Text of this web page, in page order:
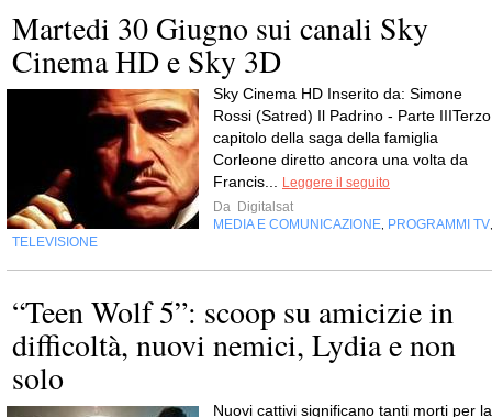
Martedi 30 Giugno sui canali Sky
Cinema HD e Sky 3D
Sky Cinema HD Inserito da: Simone
Rossi (Satred) Il Padrino - Parte IIITerzo
capitolo della saga della famiglia
Corleone diretto ancora una volta da
Francis...
Leggere il seguito
Da Digitalsat
MEDIA E COMUNICAZIONE PROGRAMMI TV
TELEVISIONE
“Teen Wolf 5”: scoop su amicizie in
difficoltà, nuovi nemici, Lydia e non
solo
Nuovi cattivi significano tanti morti per la